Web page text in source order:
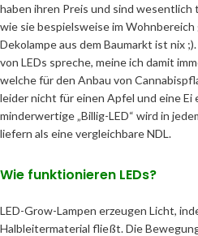
haben ihren Preis und sind wesentlich
wie sie bespielsweise im
Dekolampe aus dem Baumarkt ist nix
von LEDs spreche, meine ich damit
welche für den Anbau von
leider nicht für einen Apfel und eine Ei
minderwertige „Billig-LED“ wird in
liefern als eine vergleichbare NDL.
Wie funktionieren LEDs?
LED-Grow-Lampen erzeugen Licht,
Halbleitermaterial fließt. Die